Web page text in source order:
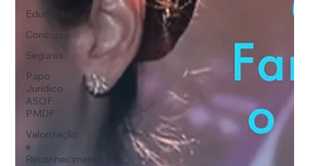
Educação
Concurso
Seguros
Papo
Jurídico
ASOF
PMDF
Valorização
e
Reconhecimento